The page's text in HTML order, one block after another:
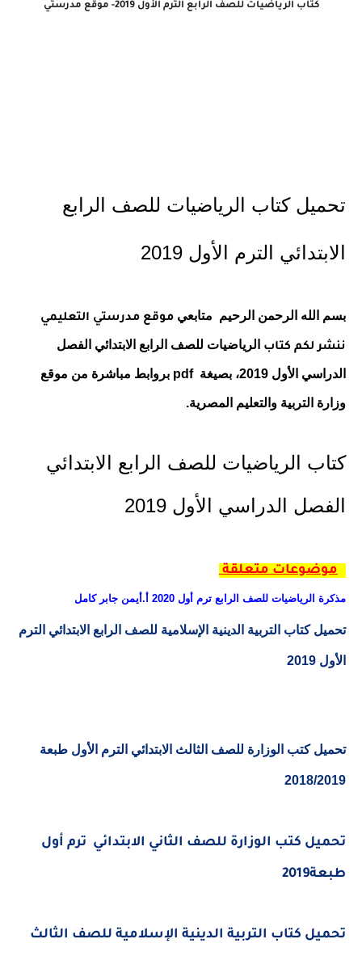
كتاب الرياضيات للصف الرابع الترم الأول 2019- موقع مدرستي
تحميل كتاب الرياضيات للصف الرابع
الابتدائي الترم الأول 2019
بسم الله الرحمن الرحيم متابعي موقع مدرستي التعليمي
ننشر لكم كتاب الرياضيات للصف الرابع الابتدائي الفصل
الدراسي الأول 2019، بصيغة pdf بروابط مباشرة من موقع
وزارة التربية والتعليم المصرية.
كتاب الرياضيات للصف الرابع الابتدائي
الفصل الدراسي الأول 2019
موضوعات متعلقة
مذكرة الرياضيات للصف الرابع ترم أول 2020 أ.أيمن جابر كامل
تحميل كتاب التربية الدينية الإسلامية للصف الرابع الابتدائي الترم
الأول 2019
تحميل كتب الوزارة للصف الثالث الابتدائي الترم الأول طبعة
2018/2019
تحميل كتب الوزارة للصف الثاني الابتدائي ترم أول
طبعة2019
تحميل كتاب التربية الدينية الإسلامية للصف الثالث